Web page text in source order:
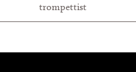
trompettist